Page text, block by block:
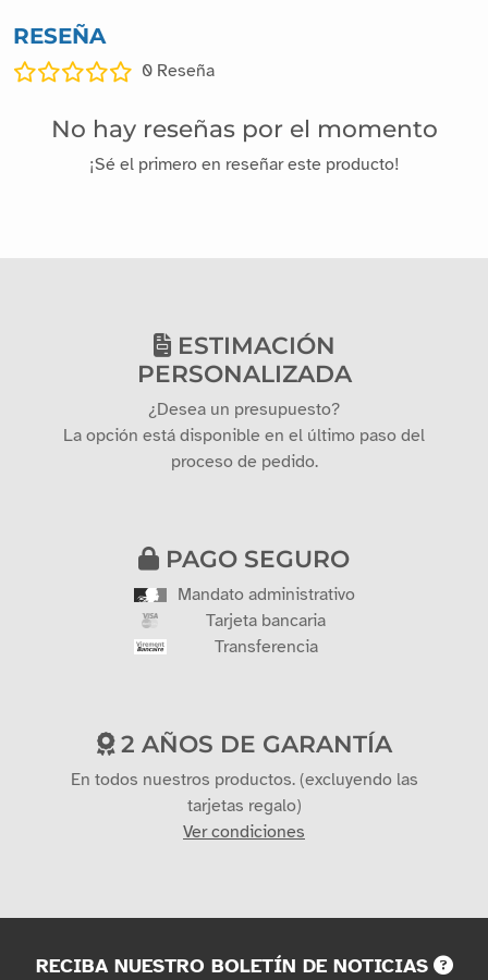
RESEÑA
0 Reseña
No hay reseñas por el momento
¡Sé el primero en reseñar este producto!
ESTIMACIÓN
PERSONALIZADA
¿Desea un presupuesto?
La opción está disponible en el último paso del
proceso de pedido.
PAGO SEGURO
Mandato administrativo
Tarjeta bancaria
Transferencia
2 AÑOS DE GARANTÍA
En todos nuestros productos. (excluyendo las
tarjetas regalo)
Ver condiciones
RECIBA NUESTRO BOLETÍN DE NOTICIAS